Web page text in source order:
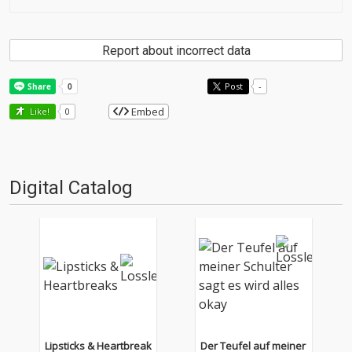
Report about incorrect data
Post -
Like! 0 Embed
Digital Catalog
Lipsticks & Heartbreak Der Teufel auf meiner